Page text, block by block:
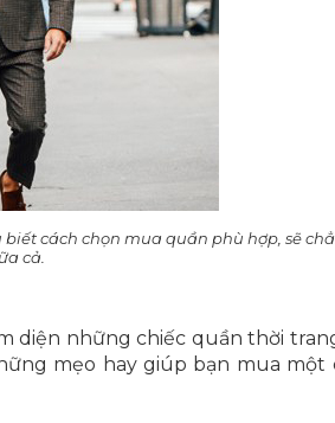
cách chọn mua quần phù hợp, sẽ
cả.
diện những chiếc quần thời
mẹo hay giúp bạn mua một